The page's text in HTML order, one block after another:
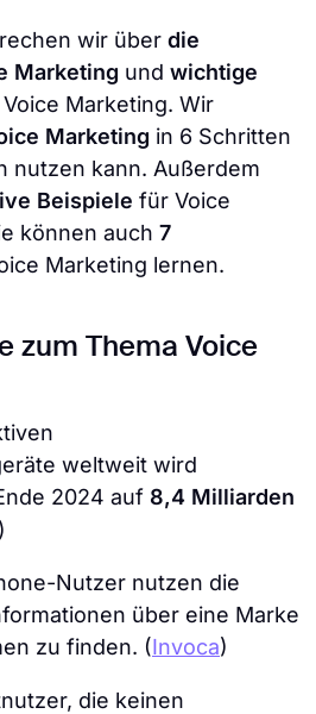
wir über die
Marketing und wichtige
Marketing. Wir
Marketing in 6 Schritten
nutzen kann. Außerdem
Beispiele für Voice
können auch 7
Marketing lernen.
zum Thema Voice
weltweit wird
2024 auf 8,4 Milliarden
)
Nutzer nutzen die
über eine Marke
zu finden. (Invoca)
die keinen